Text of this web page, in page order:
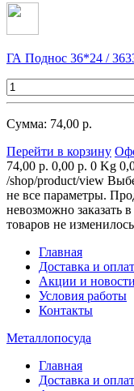
ГА Поднос 36*24 /
Сумма: 74,00 р.
Перейти в корзину
74,00 р. 0,00 р. 0 Kg
/shop/product/view
не все параметры.
невозможно заказать
товаров не
Главная
Доставка и
Акции и новости
Условия работы
Контакты
Металлопосуда
Главная
Доставка и